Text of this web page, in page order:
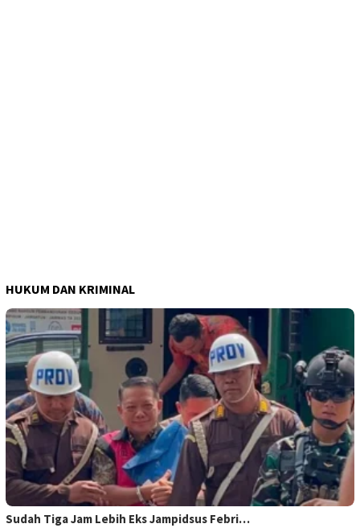
HUKUM DAN KRIMINAL
Sudah Tiga Jam Lebih Eks Jampidsus Febri…